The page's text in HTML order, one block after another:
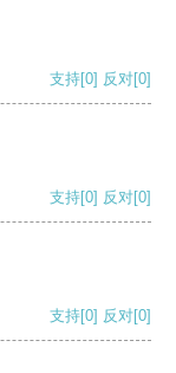
支持[0] 反对[0]
支持[0] 反对[0]
支持[0] 反对[0]